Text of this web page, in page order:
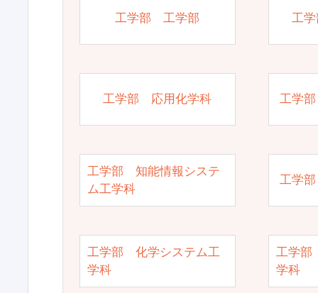
工学部 工学部 工
工学部 応用化学科 工学
工学部 知能情報システ
ム工学科
工学
工学部 化学システム工
学科
工学部
学科